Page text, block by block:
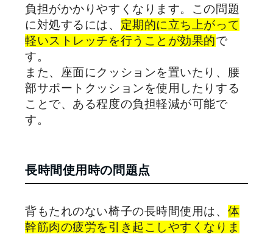
負担がかかりやすくなります。この問題
に対処するには、 定期的に立ち上がって
軽いストレッチを行うことが効果的で
す。
また、座面にクッションを置いたり、腰
部サポートクッションを使用したりする
ことで、ある程度の負担軽減が可能で
す。
長時間使用時の問題点
背もたれのない椅子の長時間使用は、 体
幹筋肉の疲労を引き起こしやすくなりま